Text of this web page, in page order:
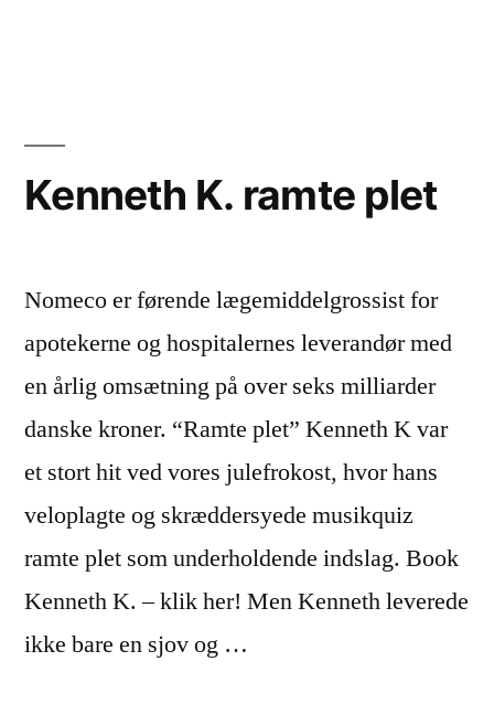
Kenneth K. ramte plet
Nomeco er førende lægemiddelgrossist for
apotekerne og hospitalernes leverandør med
en årlig omsætning på over seks milliarder
danske kroner. “Ramte plet” Kenneth K var
et stort hit ved vores julefrokost, hvor hans
veloplagte og skræddersyede musikquiz
ramte plet som underholdende indslag. Book
Kenneth K. – klik her! Men Kenneth leverede
ikke bare en sjov og …